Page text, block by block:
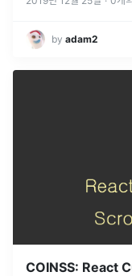
by adam2
COINSS: React